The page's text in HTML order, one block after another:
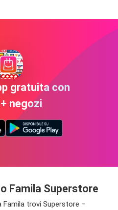
gratuita con
negozi
Famila Superstore
Famila trovi Superstore –